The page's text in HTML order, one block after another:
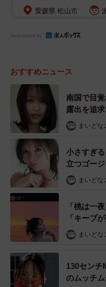
愛媛県 松山市
Sponsored by
おすすめニュース
南国で目
露出を追
まいどな
小さすぎ
立つゴー
まいどな
「桃は一
「キープ
れやすい
まいどな
130セン
のムッチ